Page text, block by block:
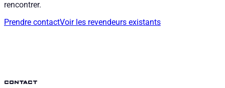
rencontrer.
Prendre contactVoir les revendeurs existants
contact